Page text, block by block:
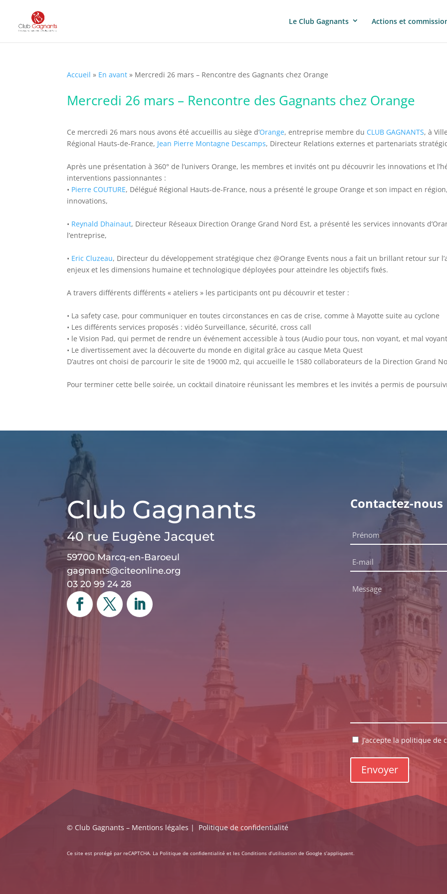
Le Club Gagnants Actions et
Accueil » En avant » Mercredi 26 mars – Rencontre des Gagnants chez Orange
Mercredi 26 mars – Rencontre des Gagnants chez Orange
Ce mercredi 26 mars nous avons été accueillis au siège d’Orange, entreprise membre du CLUB GAGNANTS, à
Régional Hauts-de-France, Jean Pierre Montagne Descamps, Directeur Relations externes et partenariats
Après une présentation à 360° de l’univers Orange, les membres et invités ont pu découvrir les innovations et
interventions passionnantes :
• Pierre COUTURE, Délégué Régional Hauts-de-France, nous a présenté le groupe Orange et son impact en
innovations,
• Reynald Dhainaut, Directeur Réseaux Direction Orange Grand Nord Est, a présenté les services innovants
l’entreprise,
• Eric Cluzeau, Directeur du développement stratégique chez @Orange Events nous a fait un brillant retour sur
enjeux et les dimensions humaine et technologique déployées pour atteindre les objectifs fixés.
A travers différents différents « ateliers » les participants ont pu découvrir et tester :
• La safety case, pour communiquer en toutes circonstances en cas de crise, comme à Mayotte suite au cyclone
• Les différents services proposés : vidéo Surveillance, sécurité, cross call
• le Vision Pad, qui permet de rendre un événement accessible à tous (Audio pour tous, non voyant, et mal
• Le divertissement avec la découverte du monde en digital grâce au casque Meta Quest
D’autres ont choisi de parcourir le site de 19000 m2, qui accueille le 1580 collaborateurs de la Direction Grand
Pour terminer cette belle soirée, un cocktail dinatoire réunissant les membres et les invités a permis de
Club Gagnants
40 rue Eugène Jacquet
59700 Marcq-en-Baroeul
gagnants@citeonline.org
03 20 99 24 28
Contactez-nous
Nom
complet
E-
mail
Message
RGPDJ’accepte la politique de
© Club Gagnants – Mentions légales | Politique de confidentialité
Ce site est protégé par reCAPTCHA. La Politique de confidentialité et lesConditions d’utilisation de Google s’appliquent.